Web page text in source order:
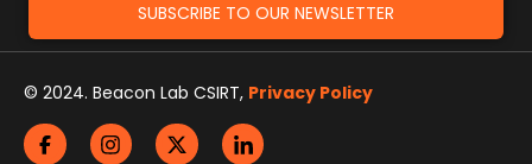
SUBSCRIBE TO OUR NEWSLETTER
© 2024. Beacon Lab CSIRT, Privacy Policy